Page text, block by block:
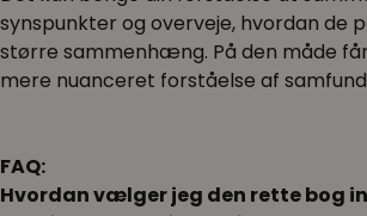
synspunkter og overveje, hvordan de
større sammenhæng. På den måde
mere nuanceret forståelse af
FAQ:
Hvordan vælger jeg den rette bog